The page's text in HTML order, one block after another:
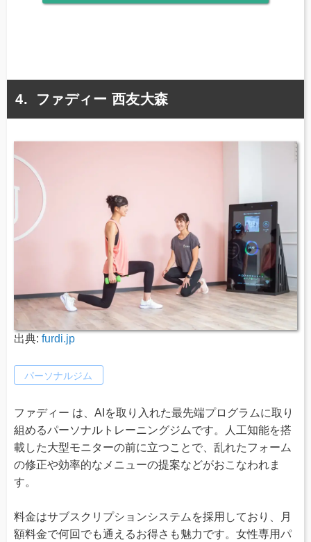
ファディー 西友大森
出典: furdi.jp
パーソナルジム
ファディー は、AIを取り入れた最先端プログラムに取り
組めるパーソナルトレーニングジムです。人工知能を搭
載した大型モニターの前に立つことで、乱れたフォーム
の修正や効率的なメニューの提案などがおこなわれま
す。
料金はサブスクリプションシステムを採用しており、月
額料金で何回でも通えるお得さも魅力です。女性専用パ